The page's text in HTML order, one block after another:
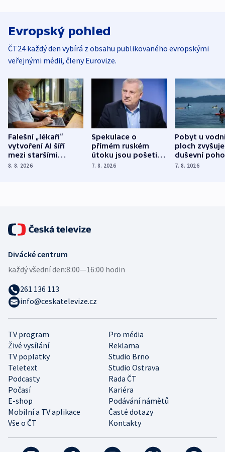
Evropský pohled
ČT24 každý den vybírá z obsahu publikovaného evropskými
veřejnými médii, členy Eurovize.
Falešní „lékaři“
vytvoření AI šíří
mezi staršími
Poláky nebezpečné
8. 8. 2026
Spekulace o
přímém ruském
útoku jsou pošetilé,
míní estonský
7. 8. 2026
Pobyt u
ploch zvyšuje
duševní
ukázala
7. 8. 2026
TV program
Pro média
Živé vysílání
Reklama
TV poplatky
Studio Brno
Teletext
Studio Ostrava
Podcasty
Rada ČT
Počasí
Kariéra
E-shop
Podávání námětů
Mobilní a TV aplikace
Časté dotazy
Vše o ČT
Kontakty
Divácké centrum
každý všední den:8:00—16:00 hodin
261 136 113
info@ceskatelevize.cz